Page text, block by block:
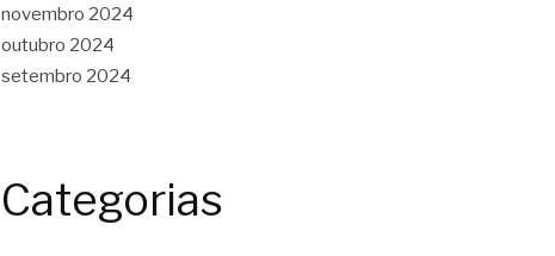
novembro 2024
outubro 2024
setembro 2024
Categorias